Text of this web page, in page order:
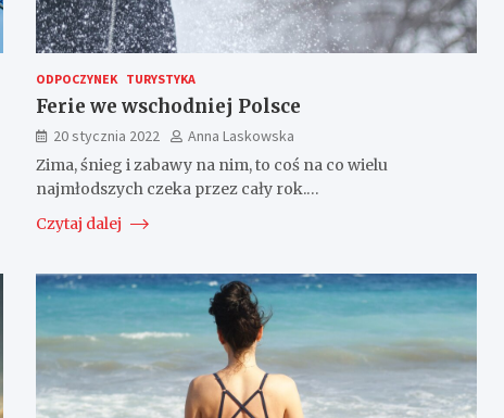
ODPOCZYNEK TURYSTYKA
Ferie we wschodniej Polsce
20 stycznia 2022
Anna Laskowska
Zima, śnieg i zabawy na nim, to coś na co wielu
najmłodszych czeka przez cały rok.…
Czytaj dalej